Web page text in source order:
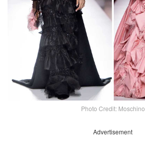
Photo Credit: Moschino
Advertisement